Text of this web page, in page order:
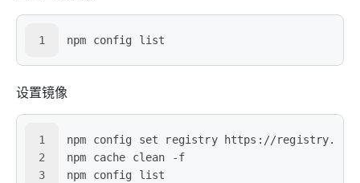
1 npm config list
设置镜像
1
2
3
npm config set registry https://
npm cache clean -f
npm config list